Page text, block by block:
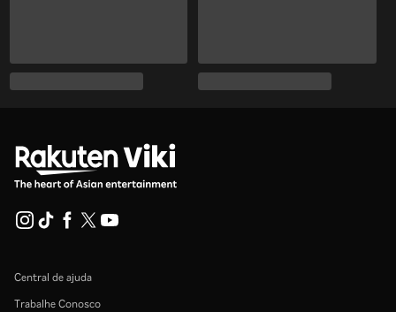
Central de ajuda
Trabalhe Conosco